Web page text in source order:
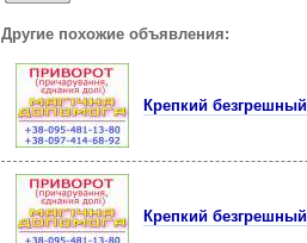
Другие похожие объявления:
Крепкий
Крепкий